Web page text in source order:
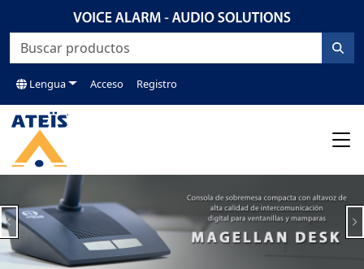
Lengua Acceso Registro
Previous